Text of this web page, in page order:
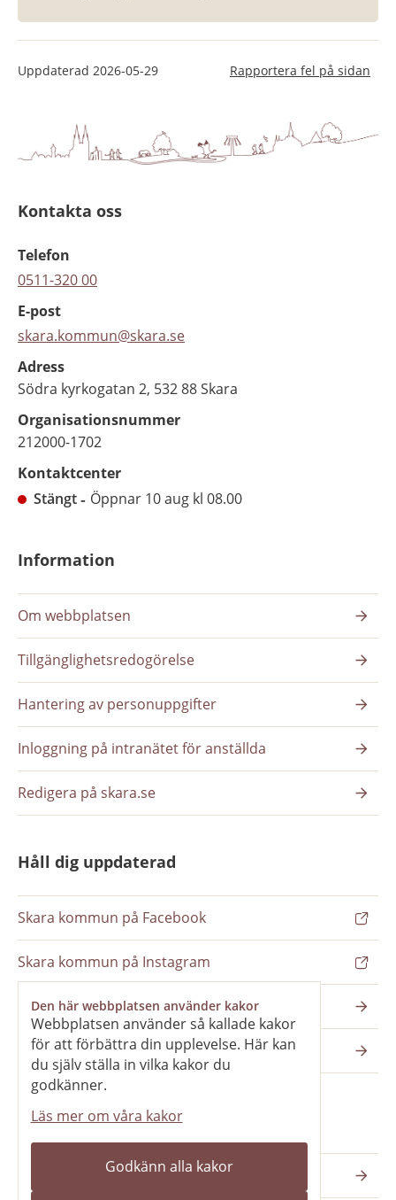
Den här webbplatsen använder kakor
Webbplatsen använder så kallade kakor
för att förbättra din upplevelse. Här kan
du själv ställa in vilka kakor du
godkänner.
Läs mer om våra kakor
Godkänn alla kakor
Uppdaterad 2026-05-29 Rapportera fel på sidan
Kontakta oss
Telefon
0511-320 00
E-post
skara.kommun@skara.se
Adress
Södra kyrkogatan 2, 532 88 Skara
Organisationsnummer
212000-1702
Kontaktcenter
Stängt
Öppnar 10 aug kl 08.00
Information
Om webbplatsen
Tillgänglighetsredogörelse
Hantering av personuppgifter
Inloggning på intranätet för anställda
Redigera på skara.se
Håll dig uppdaterad
Skara kommun på Facebook
Skara kommun på Instagram
Nyhetsbrev
Pressrum
Våra webbplatser
Katedralskolan